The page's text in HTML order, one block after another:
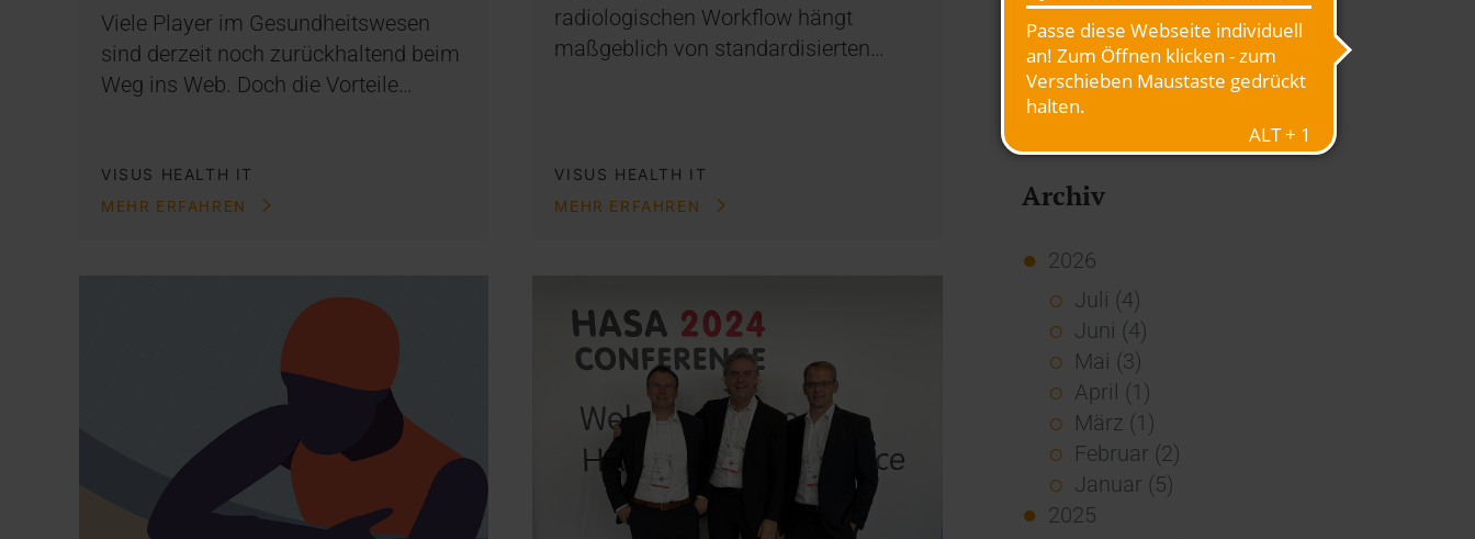
Viele Player im Gesundheitswesen
sind derzeit noch zurückhaltend beim
Weg ins Web. Doch die Vorteile…
VISUS HEALTH IT
MEHR ERFAHREN
radiologischen Workflow hängt
maßgeblich von standardisierten…
VISUS HEALTH IT
MEHR ERFAHREN
Presse
Report
Standard Echo
Stories
Archiv
2026
Juli (4)
Juni (4)
Mai (3)
April (1)
März (1)
Februar (2)
Januar (5)
2025